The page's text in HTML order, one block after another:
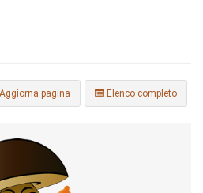
Elenco completo
Aggiorna pagina